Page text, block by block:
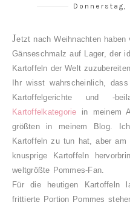
Donnerstag,
Jetzt nach Weihnachten
Gänseschmalz auf Lager, der
Kartoffeln der Welt
Ihr wisst wahrscheinlich,
Kartoffelgerichte und -
Kartoffelkategorie in meinem
größten in meinem Blog.
Kartoffeln zu tun hat, aber
knusprige Kartoffeln
weltgrößte Pommes-Fan.
Für die heutigen Kartoffeln
frittierte Portion Pommes